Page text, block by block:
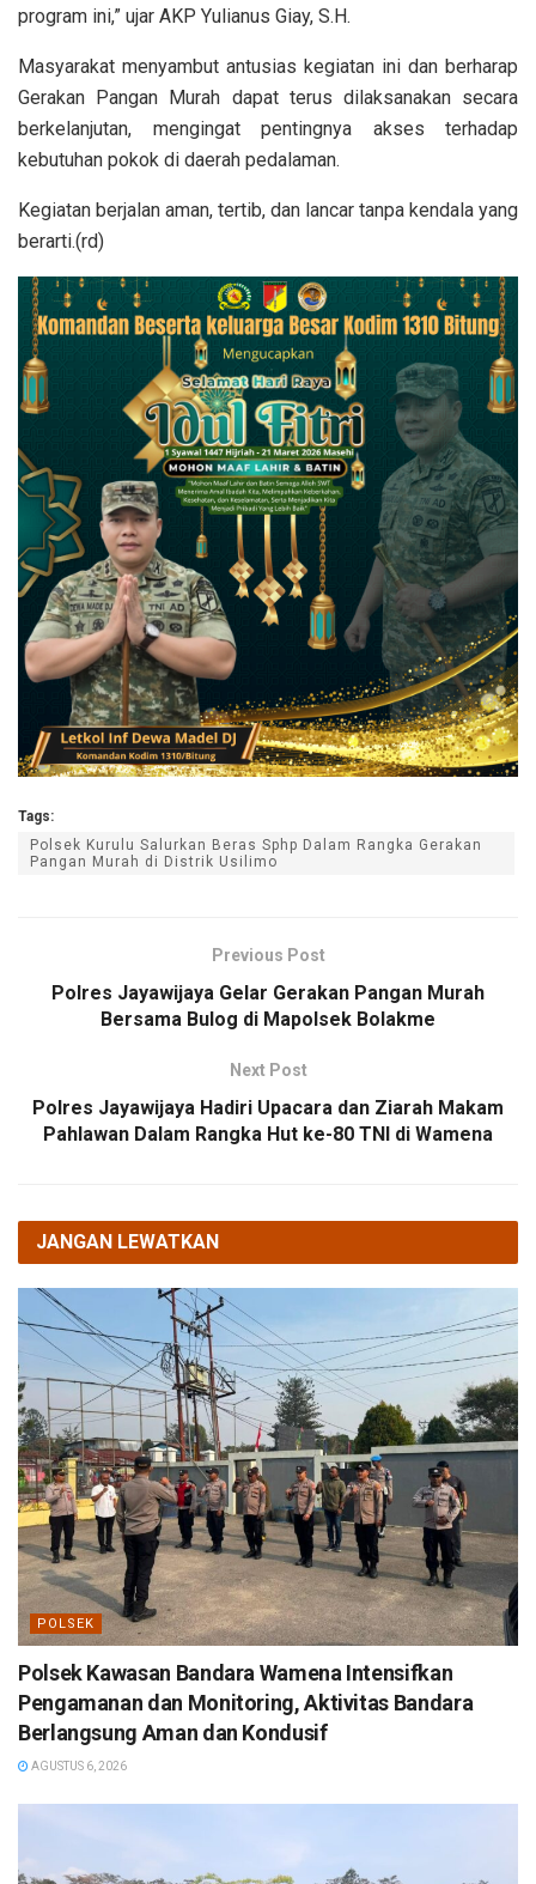
program ini,” ujar AKP Yulianus Giay, S.H.
Masyarakat menyambut antusias kegiatan ini dan berharap
Gerakan Pangan Murah dapat terus dilaksanakan secara
berkelanjutan, mengingat pentingnya akses terhadap
kebutuhan pokok di daerah pedalaman.
Kegiatan berjalan aman, tertib, dan lancar tanpa kendala yang
berarti.(rd)
Tags:
Polsek Kurulu Salurkan Beras Sphp Dalam Rangka Gerakan
Pangan Murah di Distrik Usilimo
Previous Post
Polres Jayawijaya Gelar Gerakan Pangan Murah
Bersama Bulog di Mapolsek Bolakme
Next Post
Polres Jayawijaya Hadiri Upacara dan Ziarah Makam
Pahlawan Dalam Rangka Hut ke-80 TNI di Wamena
JANGAN LEWATKAN
POLSEK
Polsek Kawasan Bandara Wamena Intensifkan
Pengamanan dan Monitoring, Aktivitas Bandara
Berlangsung Aman dan Kondusif
AGUSTUS 6, 2026